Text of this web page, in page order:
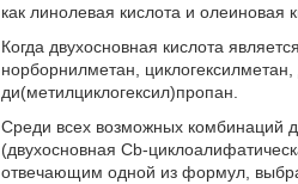
как линолевая кислота и олеиновая
Когда двухосновная кислота
норборнилметан,
ди(метилциклогексил)пропан.
Среди всех возможных комбинаций
(двухосновная Cb-
отвечающим одной из формул,